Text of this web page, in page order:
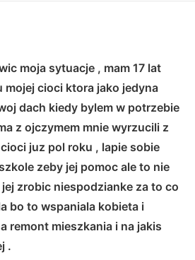
moja sytuacje , mam 17 lat
mojej cioci ktora jako jedyna
dach kiedy bylem w potrzebie
z ojczymem mnie wyrzucili z
juz pol roku , lapie sobie
zeby jej pomoc ale to nie
zrobic niespodzianke za to co
bo to wspaniala kobieta i
remont mieszkania i na jakis
.